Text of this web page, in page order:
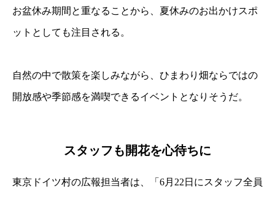
お盆休み期間と重なることから、夏休みのお出かけスポ
ットとしても注目される。
自然の中で散策を楽しみながら、ひまわり畑ならではの
開放感や季節感を満喫できるイベントとなりそうだ。
スタッフも開花を心待ちに
東京ドイツ村の広報担当者は、「6月22日にスタッフ全員